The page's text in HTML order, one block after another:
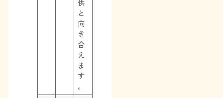
供
と
向
き
合
え
ま
す
。